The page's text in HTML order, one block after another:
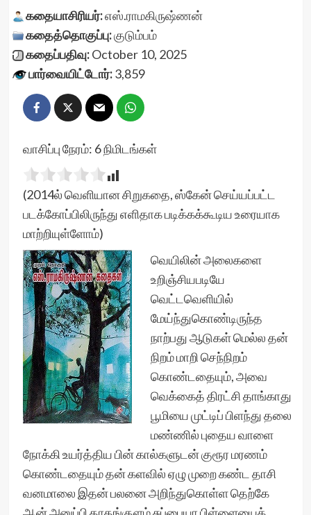
கதையாசிரியர்:எஸ்.ராமகிருஷ்ணன்
கதைத்தொகுப்பு:குடும்பம்
கதைப்பதிவு:October 10, 2025
பார்வையிட்டோர்:3,859
வாசிப்பு நேரம்: 6நிமிடங்கள்
(2014ல் வெளியான சிறுகதை, ஸ்கேன் செய்யப்பட்ட
படக்கோப்பிலிருந்து எளிதாக படிக்கக்கூடிய உரையாக
மாற்றியுள்ளோம்)
வெயிலின் அலைகளை
உறிஞ்சியபடியே
வெட்டவெளியில்
மேய்ந்துகொண்டிருந்த
நாற்பது ஆடுகள் மெல்ல தன்
நிறம் மாறி செந்நிறம்
கொண்டதையும், அவை
வெக்கைத் திரட்சி தாங்காது
பூமியை முட்டிப் பிளந்து தலை
மண்ணில் புதைய வாளை
நோக்கி உயர்த்திய பின் கால்களுடன் குரூர மரணம்
கொண்டதையும் தன் களவில் ஏழு முறை கண்ட தாசி
வனமாலை இதன் பலனை அறிந்துகொள்ள தெற்கே